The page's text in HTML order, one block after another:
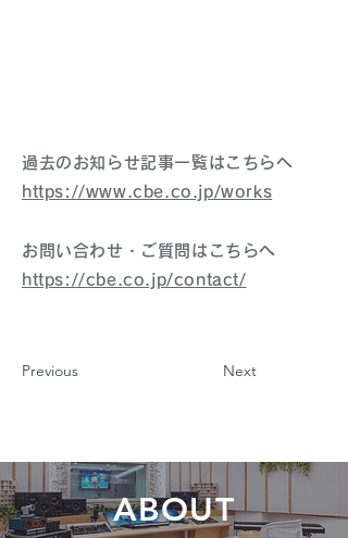
過去のお知らせ記事一覧はこちらへ
https://www.cbe.co.jp/works
お問い合わせ・ご質問はこちらへ
https://cbe.co.jp/contact/
Previous Next
ABOUT